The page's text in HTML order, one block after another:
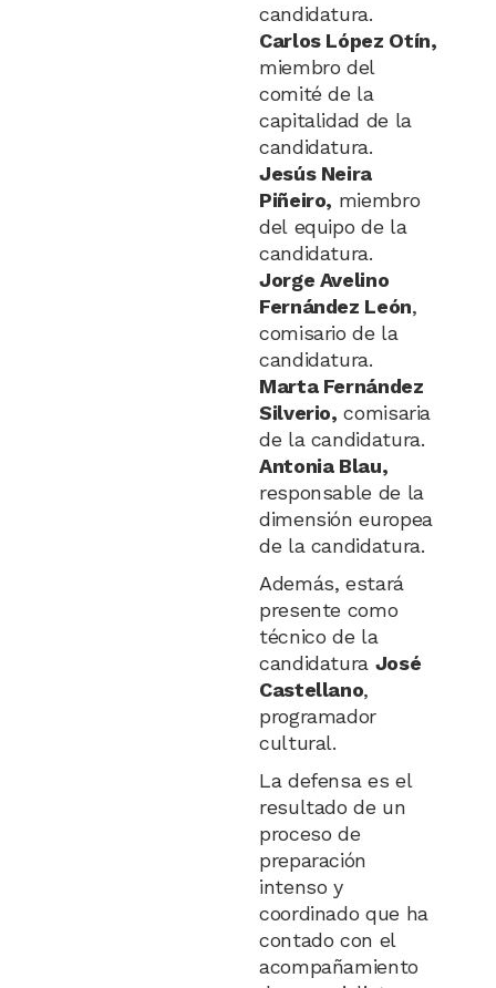
candidatura.
Carlos López Otín,
miembro del
comité de la
capitalidad de la
candidatura.
Jesús Neira
Piñeiro, miembro
del equipo de la
candidatura.
Jorge Avelino
Fernández León,
comisario de la
candidatura.
Marta Fernández
Silverio, comisaria
de la candidatura.
Antonia Blau,
responsable de la
dimensión europea
de la candidatura.
Además, estará
presente como
técnico de la
candidatura José
Castellano,
programador
cultural.
La defensa es el
resultado de un
proceso de
preparación
intenso y
coordinado que ha
contado con el
acompañamiento